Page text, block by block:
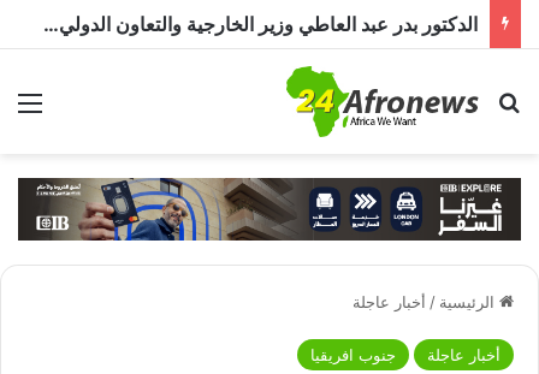
الدكتور بدر عبد العاطي وزير الخارجية والتعاون الدولي المصري في حوار خاص لـ«أفرو نيوز 24»: مصر تولي الأزمة السودانية أولوية خاصة
بحث عن
الرئيسية / أخبار عاجلة
أخبار عاجلة جنوب افريقيا